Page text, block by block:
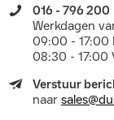
016 - 796 200
Werkdagen
09:00 - 17:00
08:30 - 17:00
Verstuur
naar